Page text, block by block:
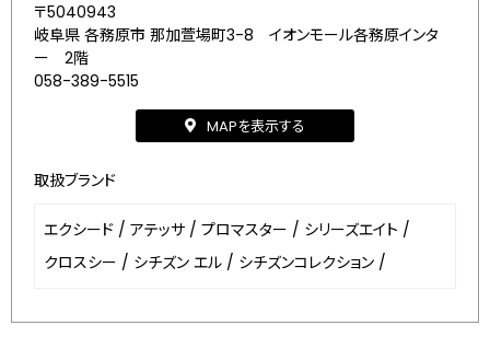
〒5040943
岐阜県 各務原市 那加萱場町3-8 イオンモール各務原インタ
ー 2階
058-389-5515
MAPを表示する
取扱ブランド
エクシード / アテッサ / プロマスター / シリーズエイト /
クロスシー / シチズン エル / シチズンコレクション /